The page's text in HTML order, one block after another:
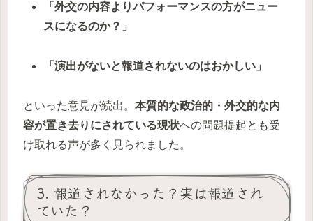
「外交の内容よりパフォーマンスの方がニュー
スになるのか？」
「演出がないと報道されないのはおかしい」
といった意見が続出。 本質的な政治的・外交的な内
容が置き去りにされている現状への問題提起とも受
け取れる声が多く見られました。
3. 報道されなかった？実は報道され
ていた？